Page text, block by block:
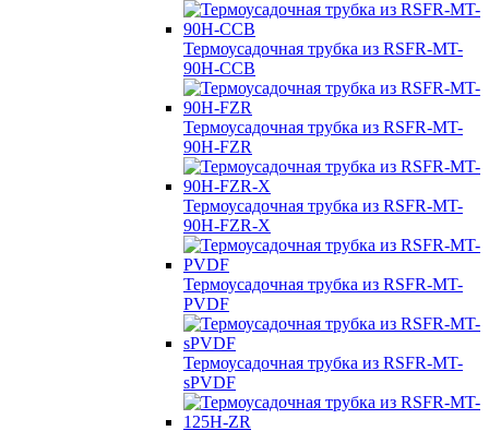
Термоусадочная трубка из RSFR-MT-
90H-CCB
Термоусадочная трубка из RSFR-MT-
90H-FZR
Термоусадочная трубка из RSFR-MT-
90H-FZR-X
Термоусадочная трубка из RSFR-MT-
PVDF
Термоусадочная трубка из RSFR-MT-
sPVDF